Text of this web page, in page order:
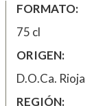
FORMATO
75 cl
ORIGEN
D.O.Ca. Rioja
REGIÓN